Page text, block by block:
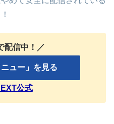
配信中！／
ュー」を見る
公式